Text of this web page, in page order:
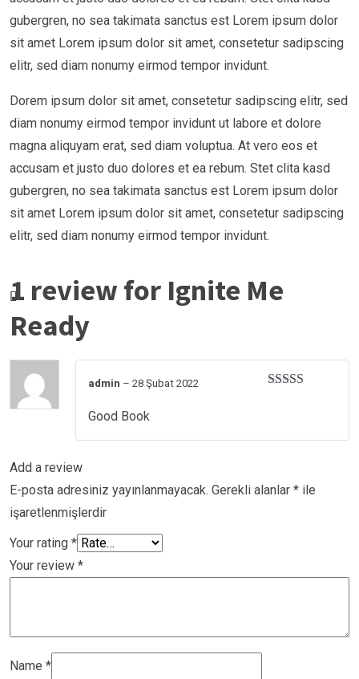
gubergren, no sea takimata sanctus est Lorem ipsum dolor
sit amet Lorem ipsum dolor sit amet, consetetur sadipscing
elitr, sed diam nonumy eirmod tempor invidunt.
Dorem ipsum dolor sit amet, consetetur sadipscing elitr, sed
diam nonumy eirmod tempor invidunt ut labore et dolore
magna aliquyam erat, sed diam voluptua. At vero eos et
accusam et justo duo dolores et ea rebum. Stet clita kasd
gubergren, no sea takimata sanctus est Lorem ipsum dolor
sit amet Lorem ipsum dolor sit amet, consetetur sadipscing
elitr, sed diam nonumy eirmod tempor invidunt.
1 review for Ignite Me
Ready
admin – 28 Şubat 2022
Good Book
Add a review
E-posta adresiniz yayınlanmayacak. Gerekli alanlar * ile
işaretlenmişlerdir
Your rating *
Your review *
Name *